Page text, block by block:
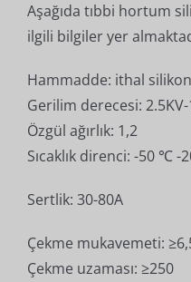
Aşağıda tıbbi hortum
ilgili bilgiler yer
Hammadde: ithal silikon
Gerilim derecesi: 2.5KV-
Özgül ağırlık: 1,2
Sıcaklık direnci: -50 ℃ -
Sertlik: 30-80A
Çekme mukavemeti:
Çekme uzaması: ≥250